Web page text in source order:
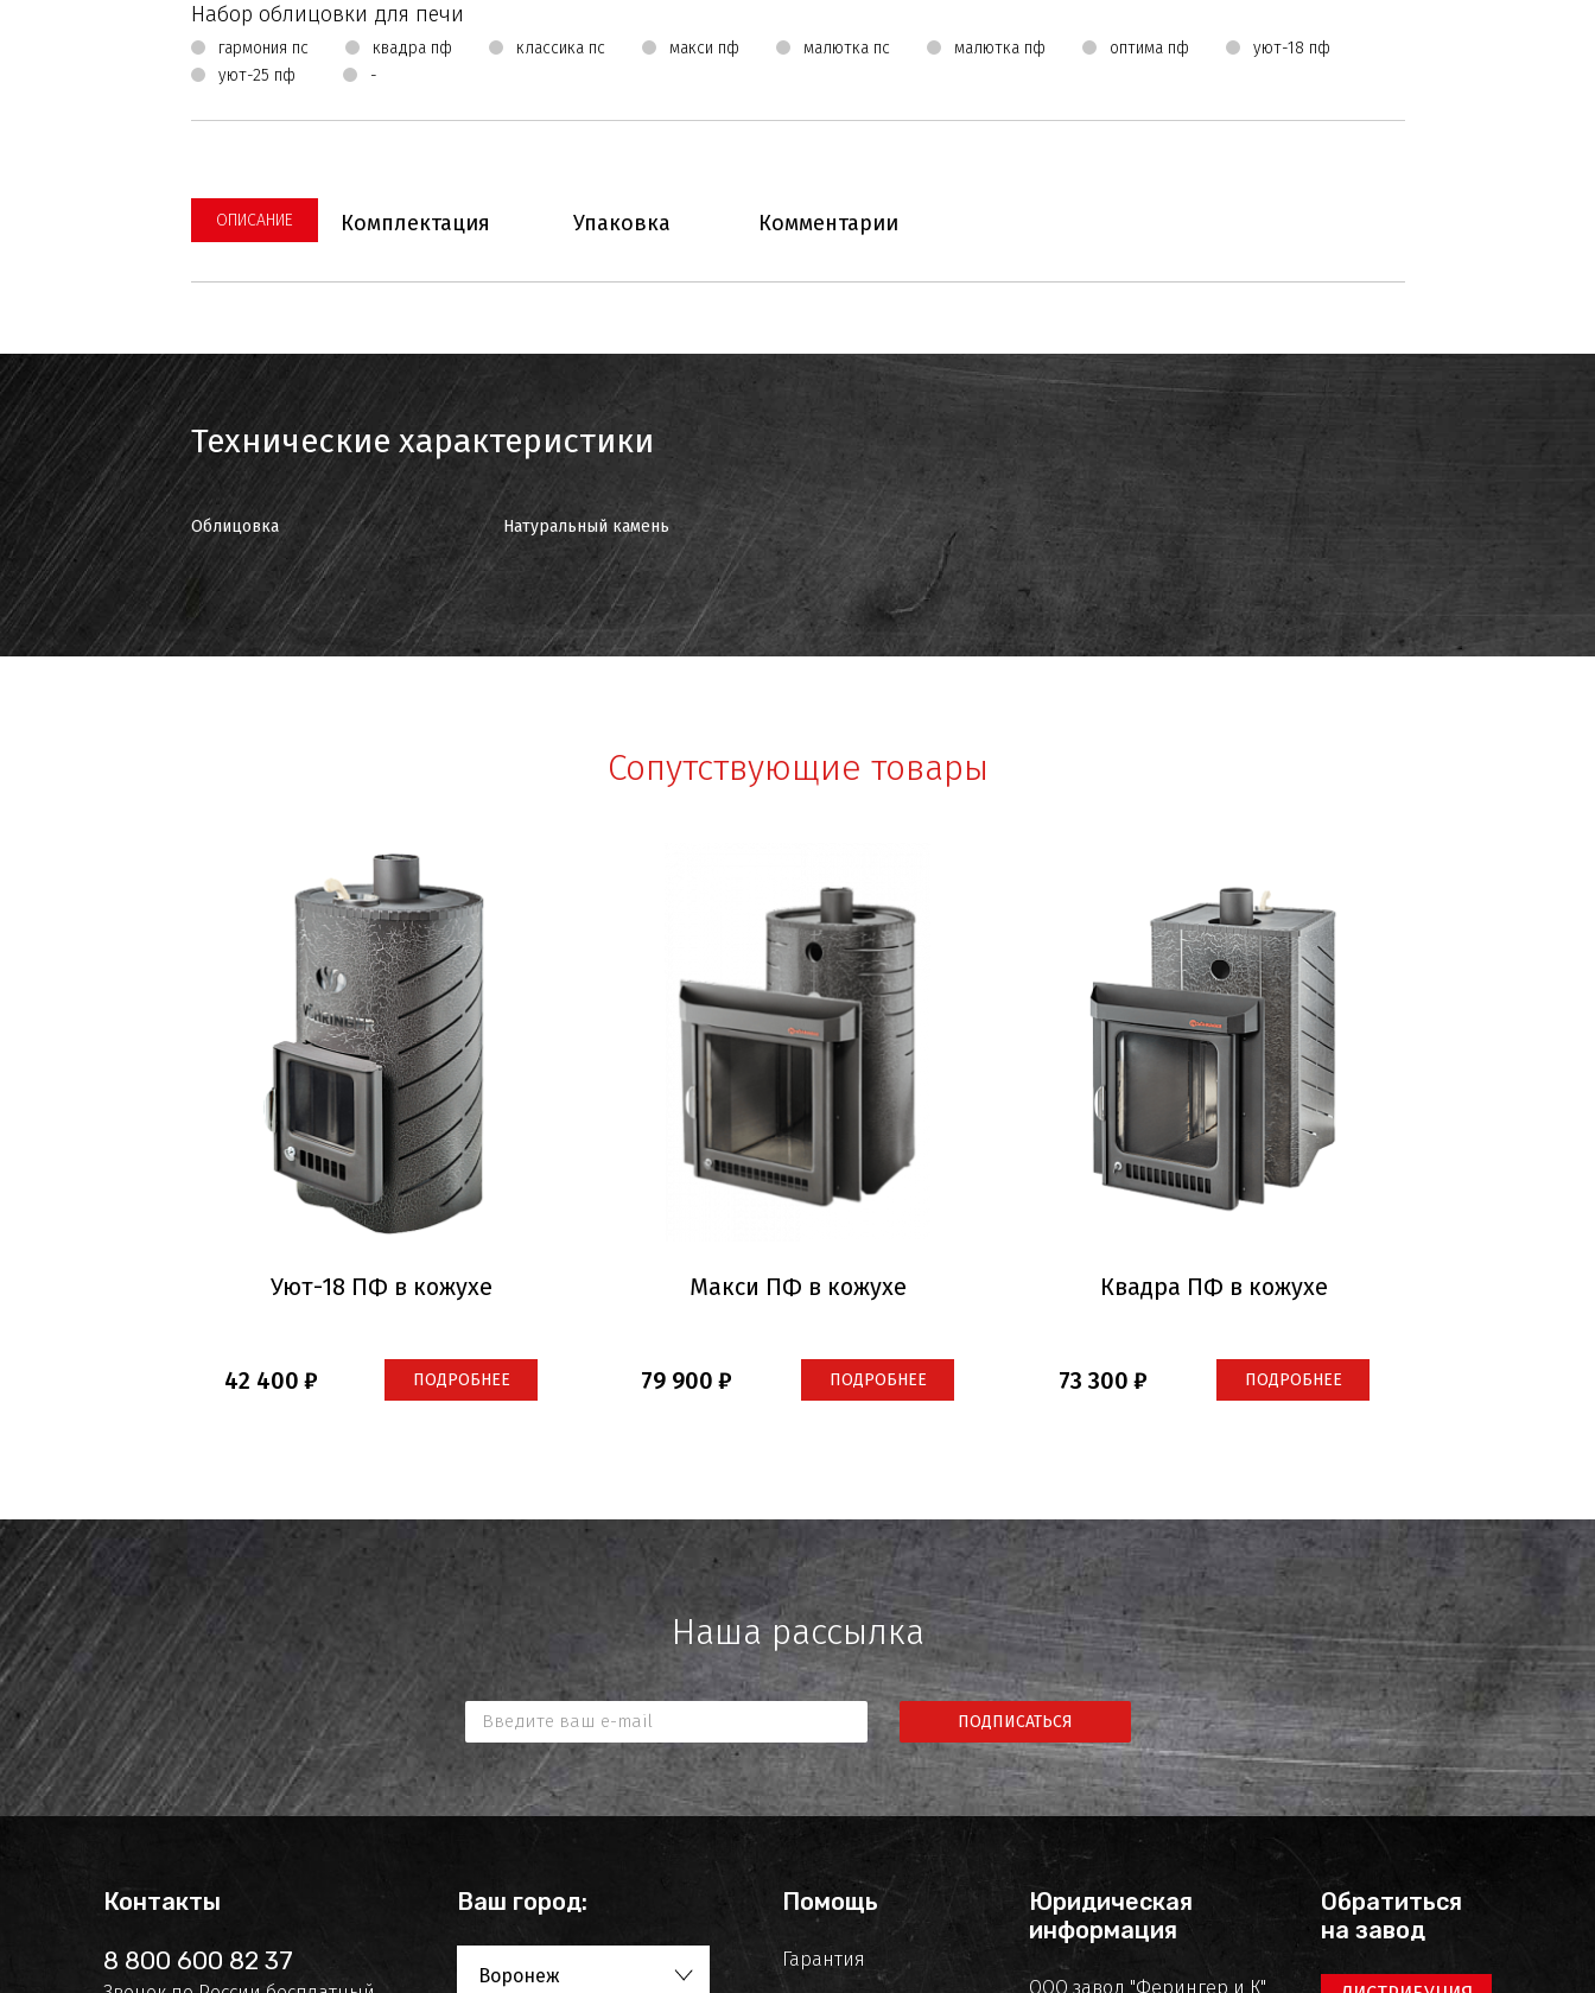
Набор облицовки для печи
гармония пс квадра пф классика пс макси пф малютка пс малютка пф оптима пф
уют-18 пф
уют-25 пф
-
ОПИСАНИЕ Комплектация Упаковка Комментарии
Технические характеристики
Облицовка Натуральный камень
Сопутствующие товары
Уют-18 ПФ в кожухе
42 400 ПОДРОБНЕЕ
Макси ПФ в кожухе
79 900 ПОДРОБНЕЕ
Квадра ПФ в кожухе
73 300 ПОДРОБНЕЕ
Наша рассылка
ПОДПИСАТЬСЯ
Контакты
8 800 600 82 37
Ваш город:
Воронеж
Помощь
Гарантия
Юридическая
информация
ООО завод "Ферингер и К"
Обратиться
на завод